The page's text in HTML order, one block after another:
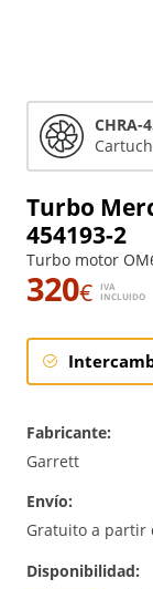
Turbo
454193-2
Turbo motor
320€
IVA
INCLUIDO
Fabricante:
Garrett
Envío:
Gratuito a partir
Disponibilidad:
CHRA-